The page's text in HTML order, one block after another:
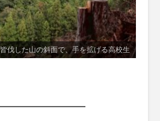
皆伐した山の斜面で、手を拡げる高校生